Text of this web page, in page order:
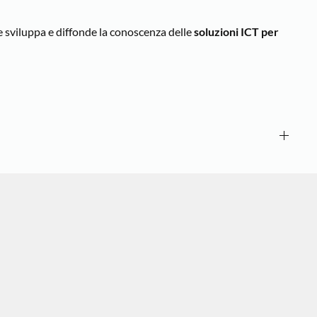
e diffonde la conoscenza dellesoluzioni ICT per